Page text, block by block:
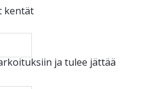
kentät
ja tulee jättää